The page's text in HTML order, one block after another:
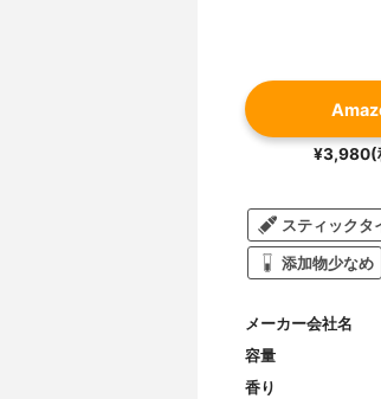
¥3,980(
スティックタ
添加物少なめ
メーカー会社名
容量
香り